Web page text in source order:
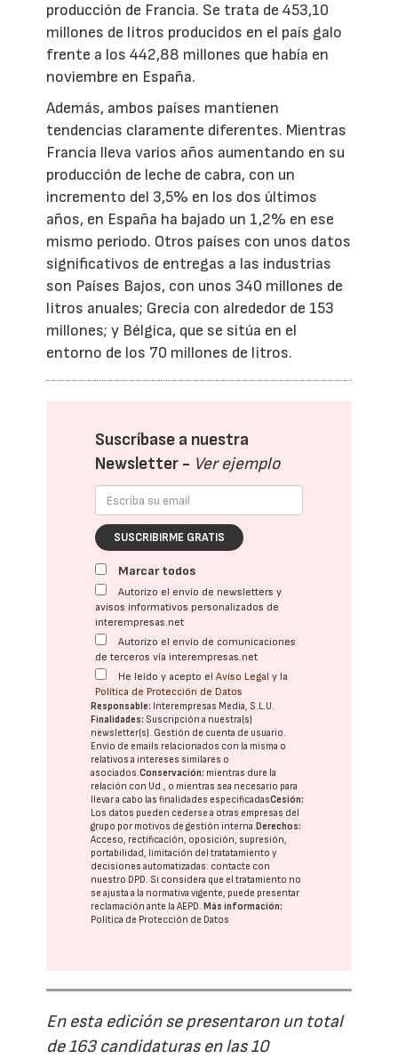
producción de Francia. Se trata de 453,10
millones de litros producidos en el país galo
frente a los 442,88 millones que había en
noviembre en España.
Además, ambos países mantienen
tendencias claramente diferentes. Mientras
Francia lleva varios años aumentando en su
producción de leche de cabra, con un
incremento del 3,5% en los dos últimos
años, en España ha bajado un 1,2% en ese
mismo periodo. Otros países con unos datos
significativos de entregas a las industrias
son Países Bajos, con unos 340 millones de
litros anuales; Grecia con alrededor de 153
millones; y Bélgica, que se sitúa en el
entorno de los 70 millones de litros.
Suscríbase a nuestra
Newsletter - Ver ejemplo
SUSCRIBIRME GRATIS
Marcar todos
Autorizo el envío de newsletters y
avisos informativos personalizados de
interempresas.net
Autorizo el envío de comunicaciones
de terceros vía interempresas.net
He leído y acepto elAviso Legal y la
Política de Protección de Datos
Responsable: Interempresas Media, S.L.U.
Finalidades: Suscripción a nuestra(s)
newsletter(s). Gestión de cuenta de usuario.
Envío de emails relacionados con la misma o
relativos a intereses similares o
asociados.Conservación: mientras dure la
relación con Ud., o mientras sea necesario para
llevar a cabo las finalidades especificadasCesión:
Los datos pueden cederse a otras empresas del
grupo por motivos de gestión interna. Derechos:
Acceso, rectificación, oposición, supresión,
portabilidad, limitación del tratatamiento y
decisiones automatizadas: contacte con
nuestro DPD. Si considera que el tratamiento no
se ajusta a la normativa vigente, puede presentar
reclamación ante laAEPD. Más información:
Política de Protección de Datos
En esta edición se presentaron un total
de 163 candidaturas en las 10